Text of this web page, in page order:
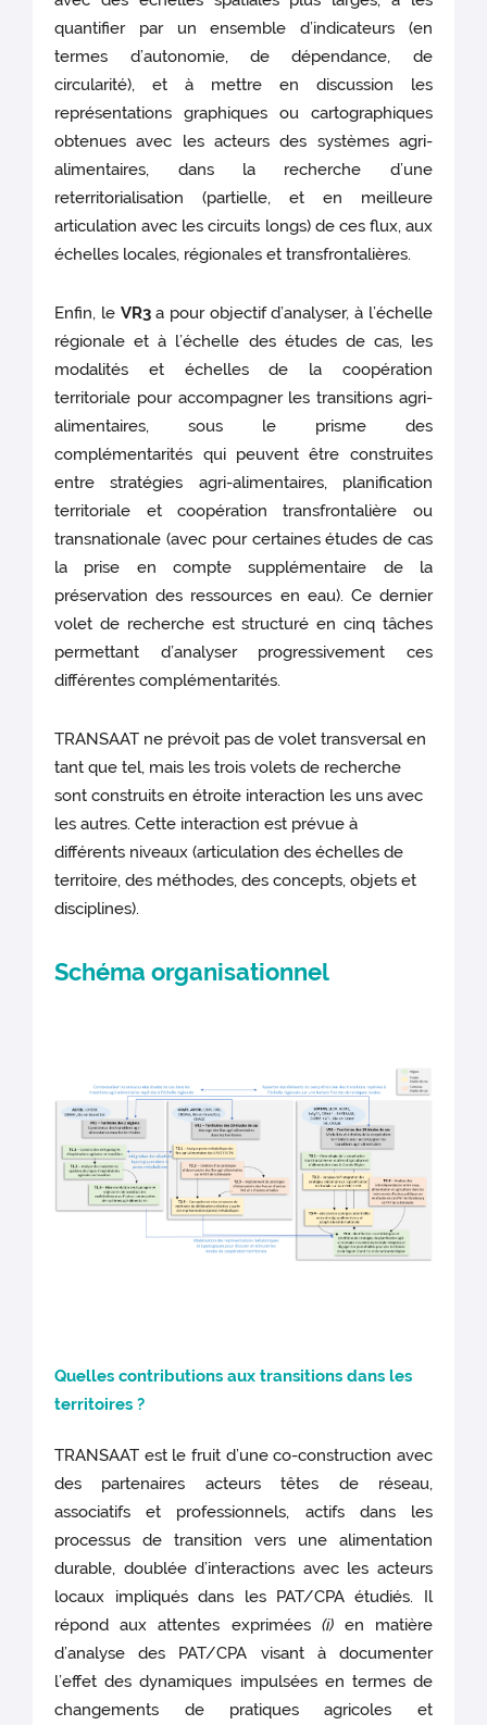
quantifier par un ensemble d’indicateurs (en
termes d’autonomie, de dépendance, de
circularité), et à mettre en discussion les
représentations graphiques ou cartographiques
obtenues avec les acteurs des systèmes agri-
alimentaires, dans la recherche d’une
reterritorialisation (partielle, et en meilleure
articulation avec les circuits longs) de ces flux, aux
échelles locales, régionales et transfrontalières.
Enfin, le VR3a pour objectif d’analyser, à l’échelle
régionale et à l’échelle des études de cas, les
modalités et échelles de la coopération
territoriale pour accompagner les transitions agri-
alimentaires, sous le prisme des
complémentarités qui peuvent être construites
entre stratégies agri-alimentaires, planification
territoriale et coopération transfrontalière ou
transnationale (avec pour certaines études de cas
la prise en compte supplémentaire de la
préservation des ressources en eau). Ce dernier
volet de recherche est structuré en cinq tâches
permettant d’analyser progressivement ces
différentes complémentarités.
TRANSAAT ne prévoit pas de volet transversal en
tant que tel, mais les trois volets de recherche
sont construits en étroite interaction les uns avec
les autres. Cette interaction est prévue à
différents niveaux (articulation des échelles de
territoire, des méthodes, des concepts, objets et
disciplines).
Schéma organisationnel
Quelles contributions aux transitions dans les
territoires ?
TRANSAAT est le fruit d’une co-construction avec
des partenaires acteurs têtes de réseau,
associatifs et professionnels, actifs dans les
processus de transition vers une alimentation
durable, doublée d’interactions avec les acteurs
locaux impliqués dans les PAT/CPA étudiés. Il
répond aux attentes exprimées (i)en matière
d’analyse des PAT/CPA visant à documenter
l’effet des dynamiques impulsées en termes de
changements de pratiques agricoles et